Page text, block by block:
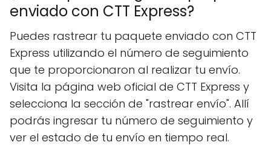
enviado con CTT Express?
Puedes rastrear tu paquete enviado con CTT
Express utilizando el número de seguimiento
que te proporcionaron al realizar tu envío.
Visita la página web oficial de CTT Express y
selecciona la sección de "rastrear envío". Allí
podrás ingresar tu número de seguimiento y
ver el estado de tu envío en tiempo real.